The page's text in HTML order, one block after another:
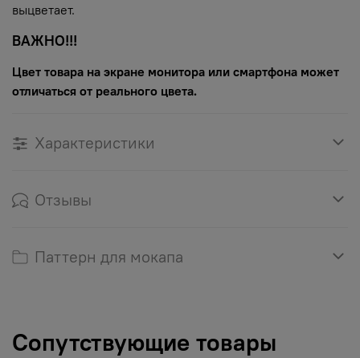
выцветает.
ВАЖНО!!!
Цвет товара на экране монитора или смартфона может
отличаться от реального цвета.
Характеристики
Отзывы
Паттерн для мокапа
Сопутствующие товары